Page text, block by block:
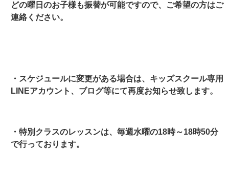
どの曜日のお子様も振替が可能ですので、ご希望の方はご
連絡ください。
・スケジュールに変更がある場合は、キッズスクール専用
LINEアカウント、ブログ等にて再度お知らせ致します。
・特別クラスのレッスンは、毎週水曜の18時～18時50分
で行っております。